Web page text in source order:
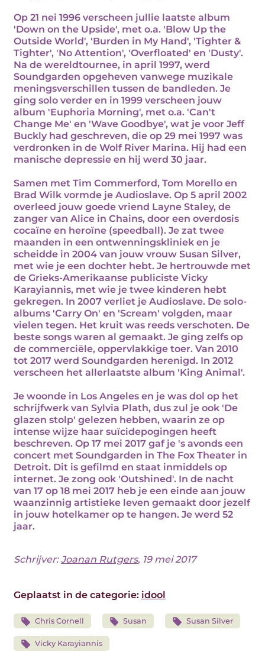
Op 21 nei 1996 verscheen jullie laatste album
'Down on the Upside', met o.a. 'Blow Up the
Outside World', 'Burden in My Hand', 'Tighter &
Tighter', 'No Attention', 'Overfloated' en 'Dusty'.
Na de wereldtournee, in april 1997, werd
Soundgarden opgeheven vanwege muzikale
meningsverschillen tussen de bandleden. Je
ging solo verder en in 1999 verscheen jouw
album 'Euphoria Morning', met o.a. 'Can't
Change Me' en 'Wave Goodbye', wat je voor Jeff
Buckly had geschreven, die op 29 mei 1997 was
verdronken in de Wolf River Marina. Hij had een
manische depressie en hij werd 30 jaar.
Samen met Tim Commerford, Tom Morello en
Brad Wilk vormde je Audioslave. Op 5 april 2002
overleed jouw goede vriend Layne Staley, de
zanger van Alice in Chains, door een overdosis
cocaïne en heroïne (speedball). Je zat twee
maanden in een ontwenningskliniek en je
scheidde in 2004 van jouw vrouw Susan Silver,
met wie je een dochter hebt. Je hertrouwde met
de Grieks-Amerikaanse publiciste Vicky
Karayiannis, met wie je twee kinderen hebt
gekregen. In 2007 verliet je Audioslave. De solo-
albums 'Carry On' en 'Scream' volgden, maar
vielen tegen. Het kruit was reeds verschoten. De
beste songs waren al gemaakt. Je ging zelfs op
de commerciële, oppervlakkige toer. Van 2010
tot 2017 werd Soundgarden herenigd. In 2012
verscheen het allerlaatste album 'King Animal'.
Je woonde in Los Angeles en je was dol op het
schrijfwerk van Sylvia Plath, dus zul je ook 'De
glazen stolp' gelezen hebben, waarin ze op
intense wijze haar suïcidepogingen heeft
beschreven. Op 17 mei 2017 gaf je 's avonds een
concert met Soundgarden in The Fox Theater in
Detroit. Dit is gefilmd en staat inmiddels op
internet. Je zong ook 'Outshined'. In de nacht
van 17 op 18 mei 2017 heb je een einde aan jouw
waanzinnig artistieke leven gemaakt door jezelf
in jouw hotelkamer op te hangen. Je werd 52
jaar.
Schrijver:Joanan Rutgers, 19 mei 2017
Geplaatst in de categorie: idool
Chris Cornell Susan Susan Silver
Vicky Karayiannis